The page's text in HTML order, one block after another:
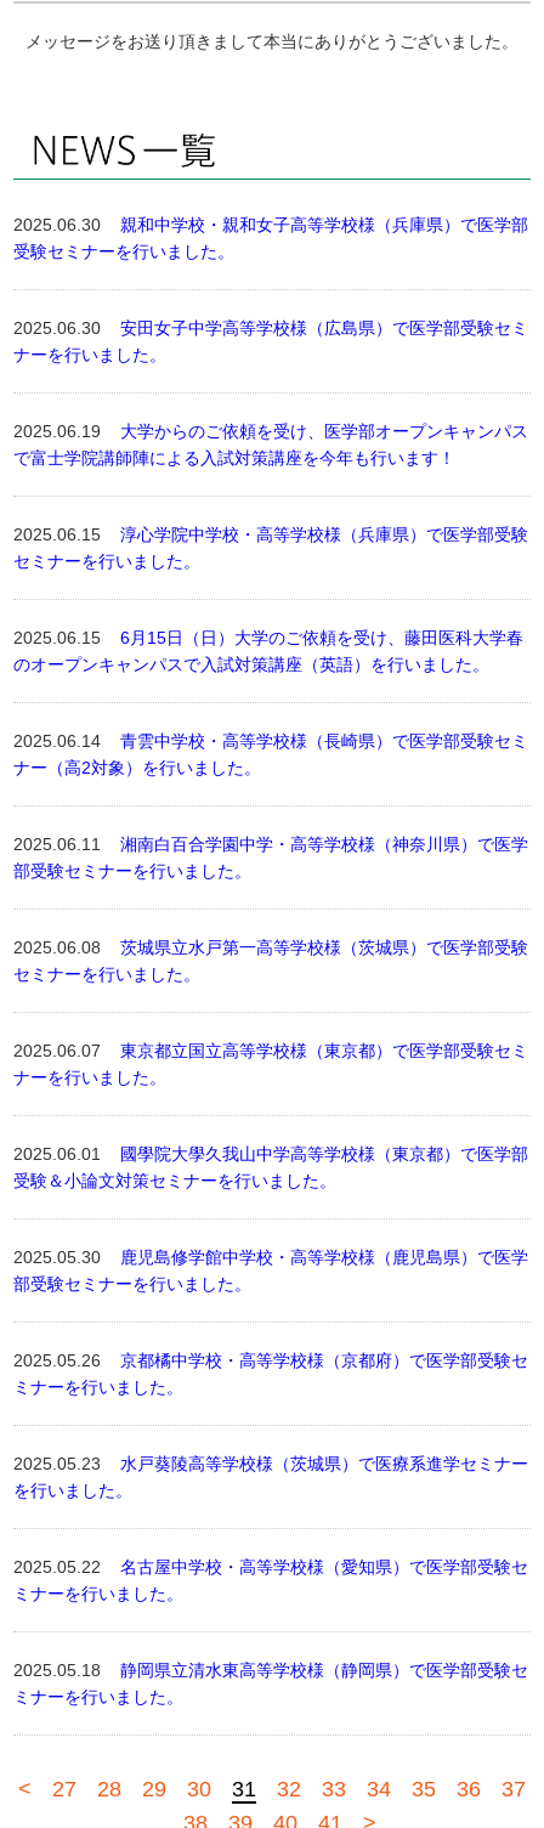
メッセージをお送り頂きまして本当にありがとうございました。
2025.06.30親和中学校・親和女子高等学校様（兵庫県）で医学部
受験セミナーを行いました。
2025.06.30安田女子中学高等学校様（広島県）で医学部受験セミ
ナーを行いました。
2025.06.19 大学からのご依頼を受け、医学部オープンキャンパス
で富士学院講師陣による入試対策講座を今年も行います！
2025.06.15淳心学院中学校・高等学校様（兵庫県）で医学部受験
セミナーを行いました。
2025.06.156月15日（日）大学のご依頼を受け、藤田医科大学春
のオープンキャンパスで入試対策講座（英語）を行いました。
2025.06.14青雲中学校・高等学校様（長崎県）で医学部受験セミ
ナー（高2対象）を行いました。
2025.06.11湘南白百合学園中学・高等学校様（神奈川県）で医学
部受験セミナーを行いました。
2025.06.08茨城県立水戸第一高等学校様（茨城県）で医学部受験
セミナーを行いました。
2025.06.07東京都立国立高等学校様（東京都）で医学部受験セミ
ナーを行いました。
2025.06.01 國學院大學久我山中学高等学校様（東京都）で医学部
受験＆小論文対策セミナーを行いました。
2025.05.30
鹿児島修学館中学校・高等学校様（鹿児島県）で医学
部受験セミナーを行いました。
2025.05.26京都橘中学校・高等学校様（京都府）で医学部受験セ
ミナーを行いました。
2025.05.23水戸葵陵高等学校様（茨城県）で医療系進学セミナー
を行いました。
2025.05.22名古屋中学校・高等学校様（愛知県）で医学部受験セ
ミナーを行いました。
2025.05.18静岡県立清水東高等学校様（静岡県）で医学部受験セ
ミナーを行いました。
< 27 28 29 30 31 32 33 34 35 36
37
38
39 40 41 >